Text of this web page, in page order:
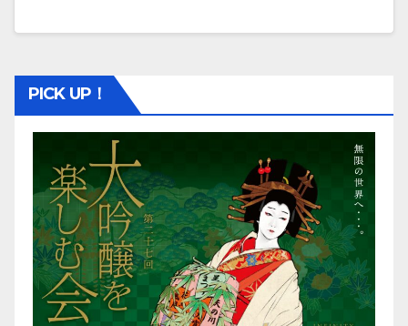
PICK UP！